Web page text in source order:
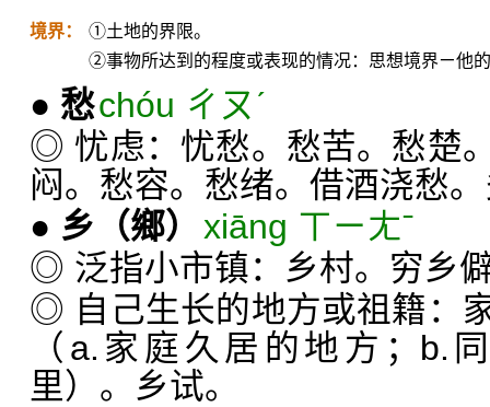
境界：
①土地的界限。
②事物所达到的程度或表现的情况：思想境界ㄧ他
● 愁chóu ㄔㄡˊ
◎ 忧虑：忧愁。愁苦。愁楚
闷。愁容。愁绪。借酒浇愁
● 乡 （鄉） xiāng ㄒㄧㄤˉ
◎ 泛指小市镇：乡村。穷乡
◎ 自己生长的地方或祖籍：
（a.家庭久居的地方；b.
里）。乡试。